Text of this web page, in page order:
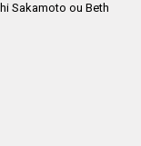
Sakamoto ou Beth